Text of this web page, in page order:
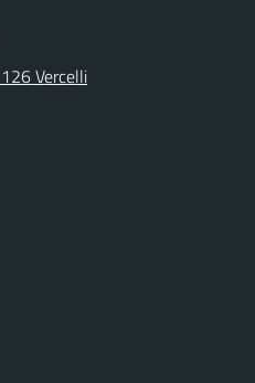
Vercelli